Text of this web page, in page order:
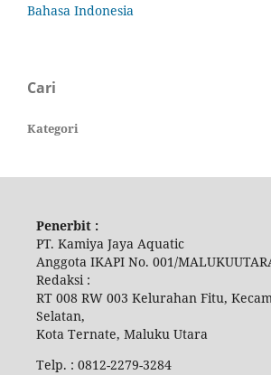
Bahasa Indonesia
Cari
Kategori
Penerbit :
PT. Kamiya Jaya Aquatic
Anggota IKAPI No. 001/
Redaksi :
RT 008 RW 003 Kelurahan Fitu,
Selatan,
Kota Ternate, Maluku Utara
Telp. : 0812-2279-3284